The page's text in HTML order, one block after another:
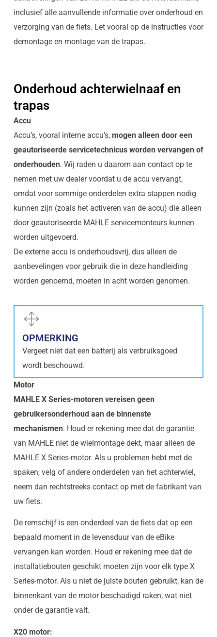
inclusief alle aanvullende informatie over onderhoud en
verzorging van de fiets. Let vooral op de instructies voor
demontage en montage van de trapas.
Onderhoud achterwielnaaf en
trapas
Accu
Accu’s, vooral interne accu’s, mogen alleen door een
geautoriseerde servicetechnicus worden vervangen of
onderhouden. Wij raden u daarom aan contact op te
nemen met uw dealer voordat u de accu vervangt,
omdat voor sommige onderdelen extra stappen nodig
kunnen zijn (zoals het activeren van de accu) die alleen
door geautoriseerde MAHLE servicemonteurs kunnen
worden uitgevoerd.
De externe accu is onderhoudsvrij, dus alleen de
aanbevelingen voor gebruik die in deze handleiding
worden genoemd, moeten in acht worden genomen.
OPMERKING
Vergeet niet dat een batterij als verbruiksgoed
wordt beschouwd.
Motor
MAHLE X Series-motoren vereisen geen
gebruikersonderhoud aan de binnenste
mechanismen. Houd er rekening mee dat de garantie
van MAHLE niet de wielmontage dekt, maar alleen de
MAHLE X Series-motor. Als u problemen hebt met de
spaken, velg of andere onderdelen van het achterwiel,
neem dan rechtstreeks contact op met de fabrikant van
uw fiets.
De remschijf is een onderdeel van de fiets dat op een
bepaald moment in de levensduur van de eBike
vervangen kan worden. Houd er rekening mee dat de
installatiebouten geschikt moeten zijn voor elk type X
Series-motor. Als u niet de juiste bouten gebruikt, kan de
binnenkant van de motor beschadigd raken, wat niet
onder de garantie valt.
X20 motor: